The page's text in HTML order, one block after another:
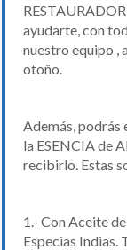
ayudarte, con
nuestro equipo ,
otoño.
Además, podrás
la ESENCIA de
recibirlo. Estas
1.- Con Aceite
Especias Indias.